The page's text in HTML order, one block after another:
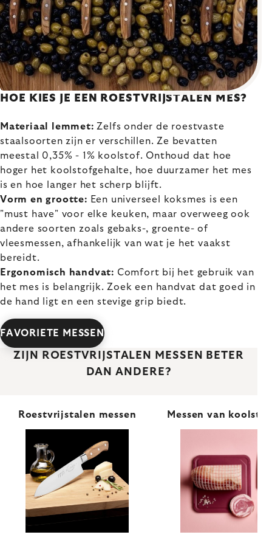
HOE KIES JE EEN ROESTVRIJSTALEN MES?
Materiaal lemmet: Zelfs onder de roestvaste
staalsoorten zijn er verschillen. Ze bevatten
meestal 0,35% - 1% koolstof. Onthoud dat hoe
hoger het koolstofgehalte, hoe duurzamer het mes
is en hoe langer het scherp blijft.
Vorm en grootte: Een universeel koksmes is een
"must have" voor elke keuken, maar overweeg ook
andere soorten zoals gebaks-, groente- of
vleesmessen, afhankelijk van wat je het vaakst
bereidt.
Ergonomisch handvat: Comfort bij het gebruik van
het mes is belangrijk. Zoek een handvat dat goed in
de hand ligt en een stevige grip biedt.
FAVORIETE MESSEN
ZIJN ROESTVRIJSTALEN MESSEN BETER
DAN ANDERE?
Roestvrijstalen messen Messen van